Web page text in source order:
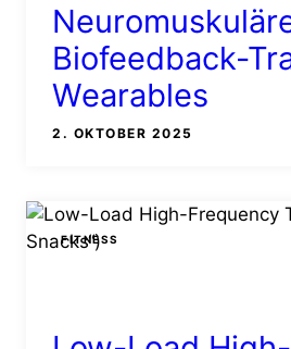
Biofeedback-
Wearables
2. OKTOBER 2025
FITNESS